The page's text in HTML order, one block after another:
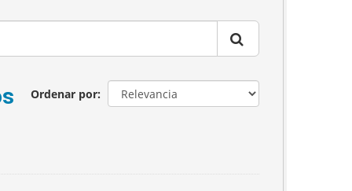
Ordenar por